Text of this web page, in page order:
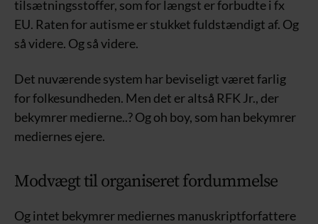
tilsætningsstoffer, som for længst er forbudte i fx
EU. Raten for autisme er stukket fuldstændigt af. Og
så videre. Og så videre.
Det nuværende system har beviseligt været farlig
for folkesundheden. Men det er altså RFK Jr., der
bekymrer medierne..? Og oh boy, som han bekymrer
mediernes ejere.
Modvægt til organiseret fordummelse
Og intet bekymrer mediernes manuskriptforfattere